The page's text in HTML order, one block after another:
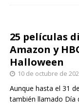
25 películas
Amazon y
Halloween
10 de octubre de
Aunque hasta el 31
también llamado Día